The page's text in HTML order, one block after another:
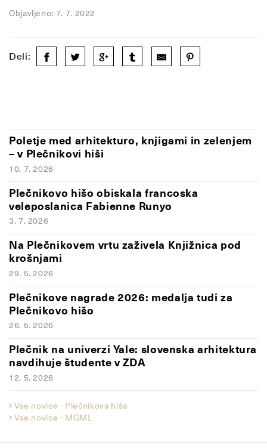
Objavljeno: 7. 7. 2022
Deli:
Poletje med arhitekturo, knjigami in zelenjem
– v Plečnikovi hiši
10. 7. 2026
Plečnikovo hišo obiskala francoska
veleposlanica Fabienne Runyo
3. 7. 2026
Na Plečnikovem vrtu zaživela Knjižnica pod
krošnjami
29. 5. 2026
Plečnikove nagrade 2026: medalja tudi za
Plečnikovo hišo
26. 5. 2026
Plečnik na univerzi Yale: slovenska arhitektura
navdihuje študente v ZDA
12. 5. 2026
Vse novice - Plečnikova hiša
Vse novice - MGML